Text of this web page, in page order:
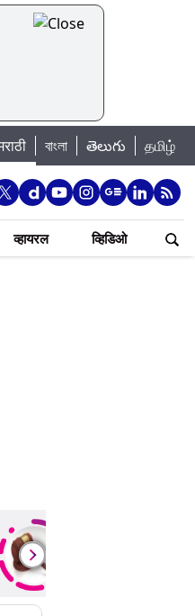
सुरु; नागरिकांना नदीपात्रात न
বাংলা తెలుగు தமிழ்
व्हायरल व्हिडिओ